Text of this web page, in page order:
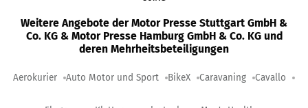
Weitere Angebote der Motor Presse Stuttgart GmbH &
Co. KG & Motor Presse Hamburg GmbH & Co. KG und
deren Mehrheitsbeteiligungen
Aerokurier Auto Motor und Sport BikeX Caravaning Cavallo